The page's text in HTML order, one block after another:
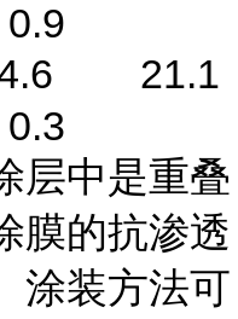
21.1
层中是重叠
膜的抗渗透
涂装方法可